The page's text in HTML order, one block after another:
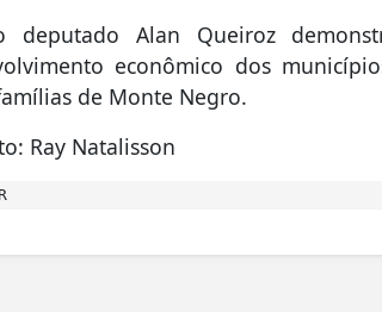
deputado Alan Queiroz
econômico dos
de Monte Negro.
Ray Natalisson